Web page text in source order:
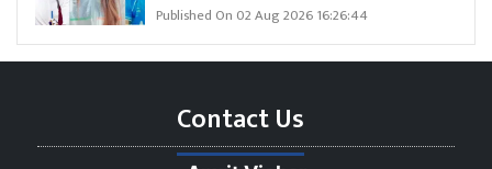
Published On 02 Aug 2026 16:26:44
Contact Us